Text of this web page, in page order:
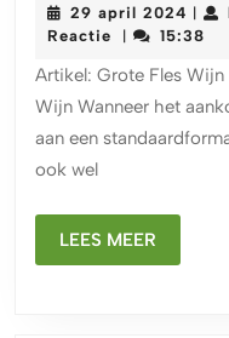
29 april 2024 29
april
|
Reactie
| 15:38
Artikel: Grote Fles
Wijn Wanneer het
aan een
ook wel
LEES MEER
MEER